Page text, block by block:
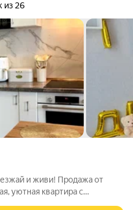
из 26
уютная квартира с